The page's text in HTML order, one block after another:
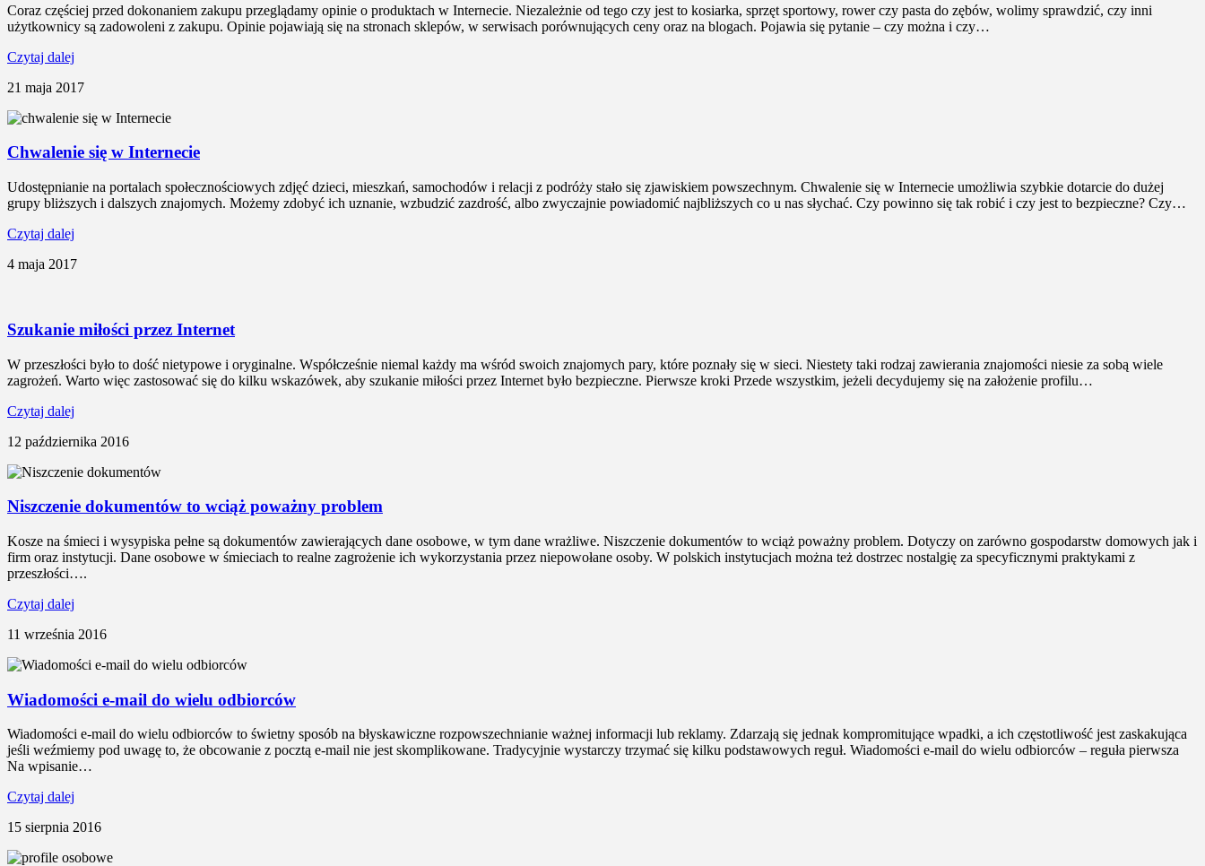
Coraz częściej przed dokonaniem zakupu przeglądamy opinie o produktach w Internecie. Niezależnie od tego czy jest to kosiarka, sprzęt sportowy, rower czy pasta do zębów, wolimy sprawdzić, czy inni
użytkownicy są zadowoleni z zakupu. Opinie pojawiają się na stronach sklepów, w serwisach porównujących ceny oraz na blogach. Pojawia się pytanie – czy można i czy…
Czytaj dalej
21 maja 2017
Chwalenie się w Internecie
Udostępnianie na portalach społecznościowych zdjęć dzieci, mieszkań, samochodów i relacji z podróży stało się zjawiskiem powszechnym. Chwalenie się w Internecie umożliwia szybkie dotarcie do dużej
grupy bliższych i dalszych znajomych. Możemy zdobyć ich uznanie, wzbudzić zazdrość, albo zwyczajnie powiadomić najbliższych co u nas słychać. Czy powinno się tak robić i czy jest to bezpieczne? Czy…
Czytaj dalej
4 maja 2017
Szukanie miłości przez Internet
W przeszłości było to dość nietypowe i oryginalne. Współcześnie niemal każdy ma wśród swoich znajomych pary, które poznały się w sieci. Niestety taki rodzaj zawierania znajomości niesie za sobą wiele
zagrożeń. Warto więc zastosować się do kilku wskazówek, aby szukanie miłości przez Internet było bezpieczne. Pierwsze kroki Przede wszystkim, jeżeli decydujemy się na założenie profilu…
Czytaj dalej
12 października 2016
Niszczenie dokumentów to wciąż poważny problem
Kosze na śmieci i wysypiska pełne są dokumentów zawierających dane osobowe, w tym dane wrażliwe. Niszczenie dokumentów to wciąż poważny problem. Dotyczy on zarówno gospodarstw domowych jak i
firm oraz instytucji. Dane osobowe w śmieciach to realne zagrożenie ich wykorzystania przez niepowołane osoby. W polskich instytucjach można też dostrzec nostalgię za specyficznymi praktykami z
przeszłości….
Czytaj dalej
11 września 2016
Wiadomości e-mail do wielu odbiorców
Wiadomości e-mail do wielu odbiorców to świetny sposób na błyskawiczne rozpowszechnianie ważnej informacji lub reklamy. Zdarzają się jednak kompromitujące wpadki, a ich częstotliwość jest zaskakująca
jeśli weźmiemy pod uwagę to, że obcowanie z pocztą e-mail nie jest skomplikowane. Tradycyjnie wystarczy trzymać się kilku podstawowych reguł. Wiadomości e-mail do wielu odbiorców – reguła pierwsza
Na wpisanie…
Czytaj dalej
15 sierpnia 2016